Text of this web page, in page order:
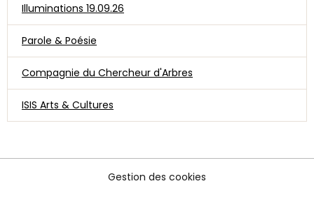
Illuminations 19.09.26
Parole & Poésie
Compagnie du Chercheur d'Arbres
ISIS Arts & Cultures
Gestion des cookies